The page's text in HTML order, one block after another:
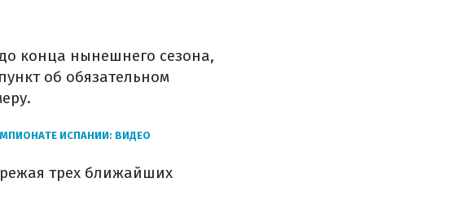
конца нынешнего сезона,
об обязательном
ИСПАНИИ: ВИДЕО
трех ближайших